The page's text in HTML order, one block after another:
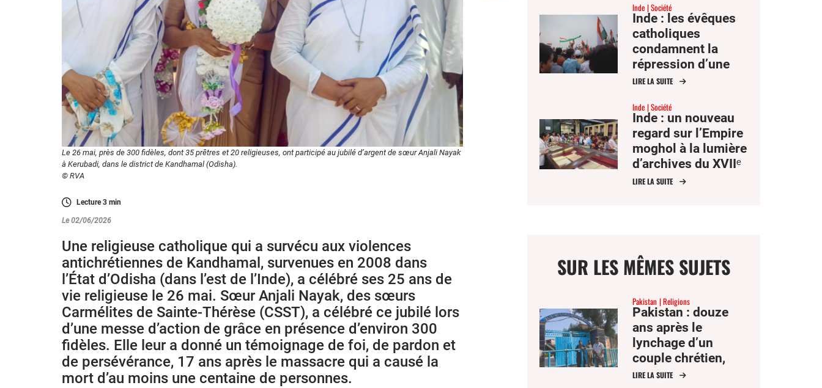
Le 26 mai, près de 300 fidèles, dont 35 prêtres et 20 religieuses, ont participé au jubilé d’argent de sœur Anjali Nayak
à Kerubadi, dans le district de Kandhamal (Odisha).
© RVA
Lecture3min
Le 02/06/2026
Une religieuse catholique qui a survécu aux violences
antichrétiennes de Kandhamal, survenues en 2008 dans
l’État d’Odisha (dans l’est de l’Inde), a célébré ses 25 ans de
vie religieuse le 26 mai. Sœur Anjali Nayak, des sœurs
Carmélites de Sainte-Thérèse (CSST), a célébré ce jubilé lors
d’une messe d’action de grâce en présence d’environ 300
fidèles. Elle leur a donné un témoignage de foi, de pardon et
de persévérance, 17 ans après le massacre qui a causé la
mort d’au moins une centaine de personnes.
twitter
Inde Société
Inde : les évêques
catholiques
condamnent la
répression d’une
manifestation
LIRE LA SUITE
Inde Société
Inde : un nouveau
regard sur l’Empire
moghol à la lumière
d’archives du XVIIᵉ
siècle
LIRE LA SUITE
SUR LES MÊMES SUJETS
Pakistan Religions
Pakistan : douze
ans après le
lynchage d’un
couple chrétien,
tous les accusés
LIRE LA SUITE